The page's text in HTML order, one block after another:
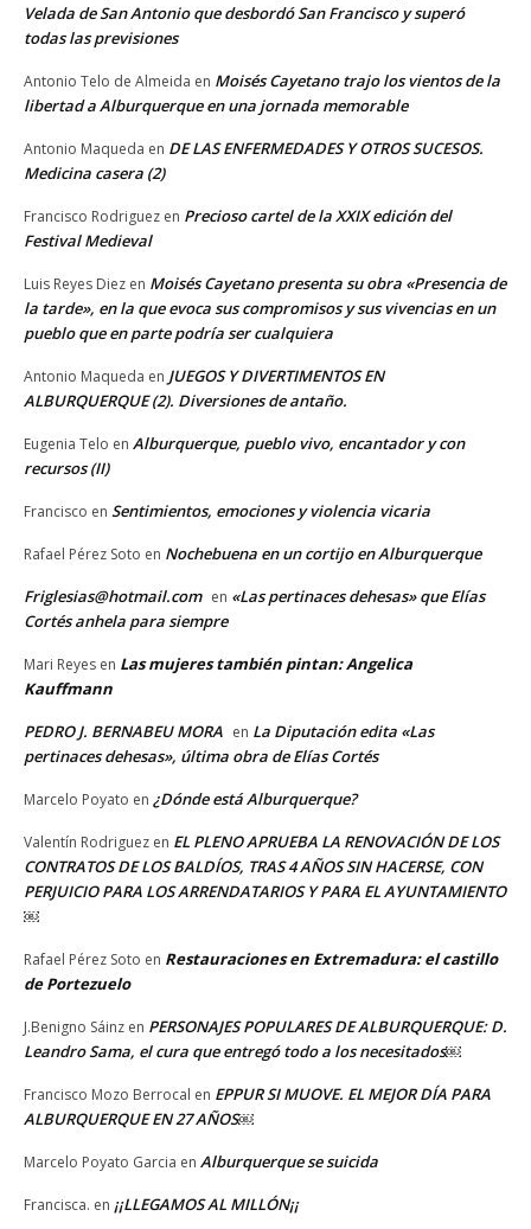
Velada de San Antonio que desbordó San Francisco y superó
todas las previsiones
Antonio Telo de Almeida en Moisés Cayetano trajo los vientos de la
libertad a Alburquerque en una jornada memorable
Antonio Maqueda en DE LAS ENFERMEDADES Y OTROS SUCESOS.
Medicina casera (2)
Francisco Rodriguez en Precioso cartel de la XXIX edición del
Festival Medieval
Luis Reyes Diez en Moisés Cayetano presenta su obra «Presencia de
la tarde», en la que evoca sus compromisos y sus vivencias en un
pueblo que en parte podría ser cualquiera
Antonio Maqueda en JUEGOS Y DIVERTIMENTOS EN
ALBURQUERQUE (2). Diversiones de antaño.
Eugenia Telo en Alburquerque, pueblo vivo, encantador y con
recursos (II)
Francisco en Sentimientos, emociones y violencia vicaria
Rafael Pérez Soto en Nochebuena en un cortijo en Alburquerque
Friglesias@hotmail.com en «Las pertinaces dehesas» que Elías
Cortés anhela para siempre
Mari Reyes en Las mujeres también pintan: Angelica
Kauffmann
PEDRO J. BERNABEU MORA en La Diputación edita «Las
pertinaces dehesas», última obra de Elías Cortés
Marcelo Poyato en ¿Dónde está Alburquerque?
Valentín Rodriguez en EL PLENO APRUEBA LA RENOVACIÓN DE LOS
CONTRATOS DE LOS BALDÍOS, TRAS 4 AÑOS SIN HACERSE, CON
PERJUICIO PARA LOS ARRENDATARIOS Y PARA EL AYUNTAMIENTO
￼
Rafael Pérez Soto en Restauraciones en Extremadura: el castillo
de Portezuelo
J.Benigno Sáinz en PERSONAJES POPULARES DE ALBURQUERQUE: D.
Leandro Sama, el cura que entregó todo a los necesitados￼
Francisco Mozo Berrocal en EPPUR SI MUOVE. EL MEJOR DÍA PARA
ALBURQUERQUE EN 27 AÑOS￼
Marcelo Poyato Garcia en Alburquerque se suicida
Francisca. en ¡¡LLEGAMOS AL MILLÓN¡¡